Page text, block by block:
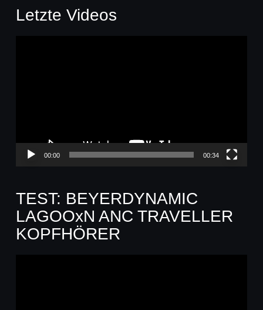
Letzte Videos
00:00 00:34
TEST: BEYERDYNAMIC
LAGOOxN ANC TRAVELLER
KOPFHÖRER